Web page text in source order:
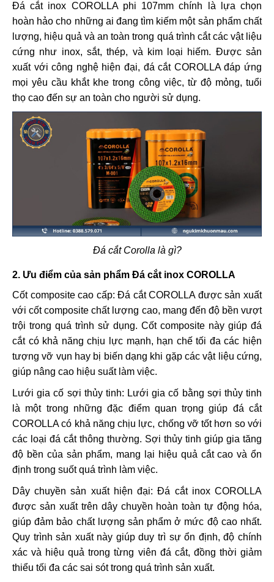
Đá cắt inox COROLLA phi 107mm chính là lựa chọn
hoàn hảo cho những ai đang tìm kiếm một sản phẩm chất
lượng, hiệu quả và an toàn trong quá trình cắt các vật liệu
cứng như inox, sắt, thép, và kim loại hiếm. Được sản
xuất với công nghệ hiện đại, đá cắt COROLLA đáp ứng
mọi yêu cầu khắt khe trong công việc, từ độ mỏng, tuổi
thọ cao đến sự an toàn cho người sử dụng.
Đá cắt Corolla là gì?
2. Ưu điểm của sản phẩm Đá cắt inox COROLLA
Cốt composite cao cấp: Đá cắt COROLLA được sản xuất
với cốt composite chất lượng cao, mang đến độ bền vượt
trội trong quá trình sử dụng. Cốt composite này giúp đá
cắt có khả năng chịu lực mạnh, hạn chế tối đa các hiện
tượng vỡ vụn hay bị biến dạng khi gặp các vật liệu cứng,
giúp nâng cao hiệu suất làm việc.
Lưới gia cố sợi thủy tinh: Lưới gia cố bằng sợi thủy tinh
là một trong những đặc điểm quan trọng giúp đá cắt
COROLLA có khả năng chịu lực, chống vỡ tốt hơn so với
các loại đá cắt thông thường. Sợi thủy tinh giúp gia tăng
độ bền của sản phẩm, mang lại hiệu quả cắt cao và ổn
định trong suốt quá trình làm việc.
Dây chuyền sản xuất hiện đại: Đá cắt inox COROLLA
được sản xuất trên dây chuyền hoàn toàn tự động hóa,
giúp đảm bảo chất lượng sản phẩm ở mức độ cao nhất.
Quy trình sản xuất này giúp duy trì sự ổn định, độ chính
xác và hiệu quả trong từng viên đá cắt, đồng thời giảm
thiểu tối đa các sai sót trong quá trình sản xuất.